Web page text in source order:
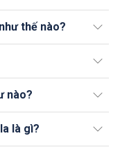
thế nào?
nào?
là gì?